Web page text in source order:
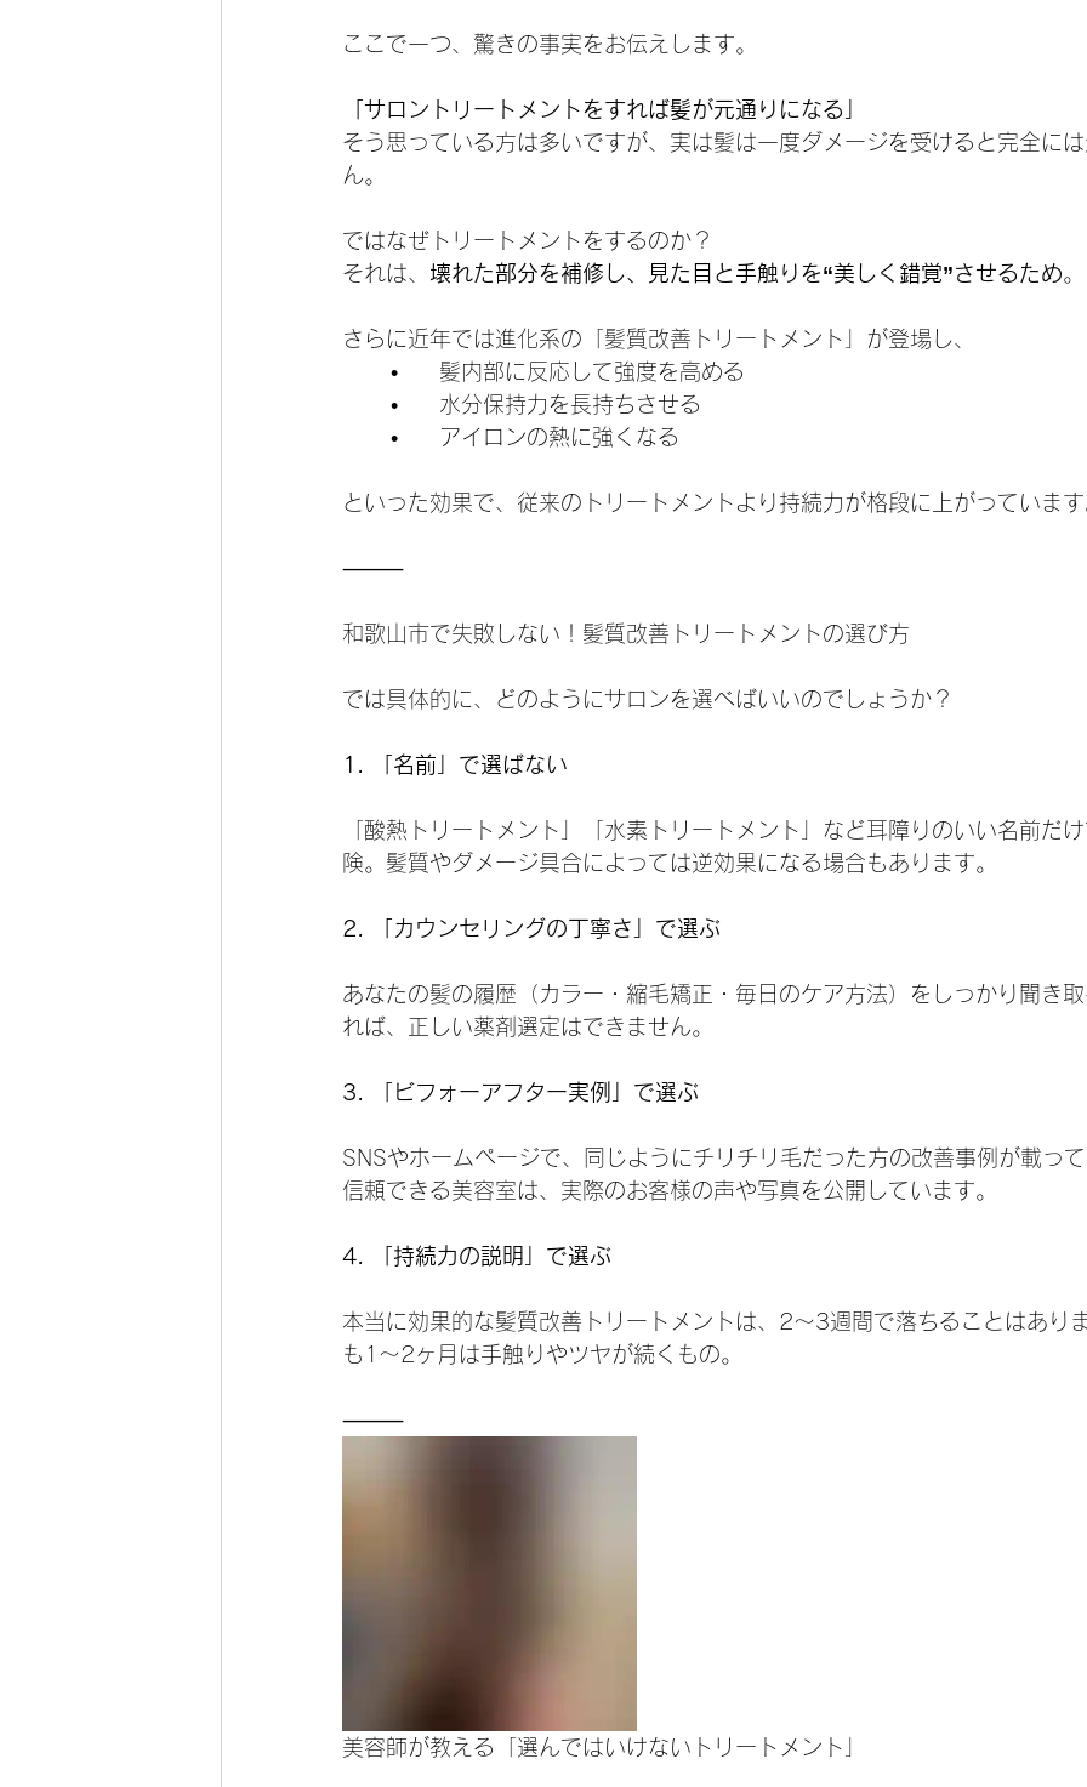
ここで一つ、驚きの事実をお伝えします。
「サロントリートメントをすれば髪が元通りになる」
そう思っている方は多いですが、実は髪は一度ダメージを受けると完全に
ん。
ではなぜトリートメントをするのか？
それは、 壊れた部分を補修し、見た目と手触りを“美しく錯覚”させるため。
さらに近年では進化系の「髪質改善トリートメント」が登場し、
	•	髪内部に反応して強度を高める
	•	水分保持力を長持ちさせる
	•	アイロンの熱に強くなる
といった効果で、従来のトリートメントより持続力が格段に上がっていま
⸻
和歌山市で失敗しない！髪質改善トリートメントの選び方
では具体的に、どのようにサロンを選べばいいのでしょうか？
1. 「名前」で選ばない
「酸熱トリートメント」「水素トリートメント」など耳障りのいい名前だ
険。髪質やダメージ具合によっては逆効果になる場合もあります。
2. 「カウンセリングの丁寧さ」で選ぶ
あなたの髪の履歴（カラー・縮毛矯正・毎日のケア方法）をしっかり聞き
れば、正しい薬剤選定はできません。
3. 「ビフォーアフター実例」で選ぶ
SNSやホームページで、同じようにチリチリ毛だった方の改善事例が載っ
信頼できる美容室は、実際のお客様の声や写真を公開しています。
4. 「持続力の説明」で選ぶ
本当に効果的な髪質改善トリートメントは、2〜3週間で落ちることはあり
も1〜2ヶ月は手触りやツヤが続くもの。
⸻
美容師が教える「選んではいけないトリートメント」